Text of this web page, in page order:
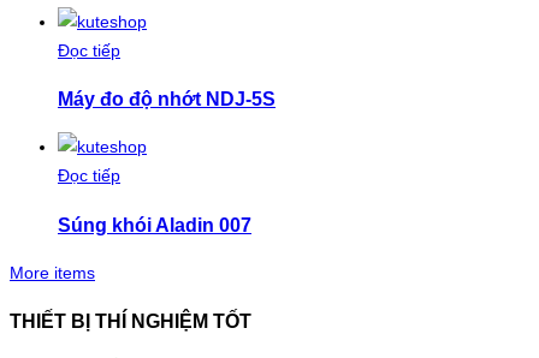
Đọc tiếp
Máy đo độ nhớt NDJ-5S
Đọc tiếp
Súng khói Aladin 007
More items
THIẾT BỊ THÍ NGHIỆM TỐT